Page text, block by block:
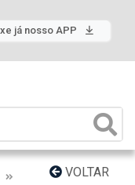
já nosso APP
VOLTAR